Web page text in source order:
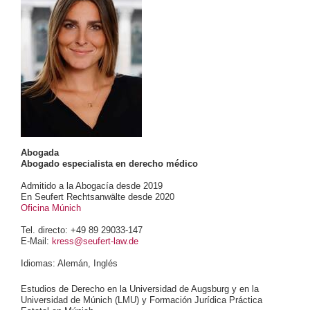
Abogada
Abogado especialista en derecho médico
Admitido a la Abogacía desde 2019
En Seufert Rechtsanwälte desde 2020
Oficina Múnich
Tel. directo: +49 89 29033-147
E-Mail: kress@seufert-law.de
Idiomas: Alemán, Inglés
Estudios de Derecho en la Universidad de Augsburg y en la
Universidad de Múnich (LMU) y Formación Jurídica Práctica